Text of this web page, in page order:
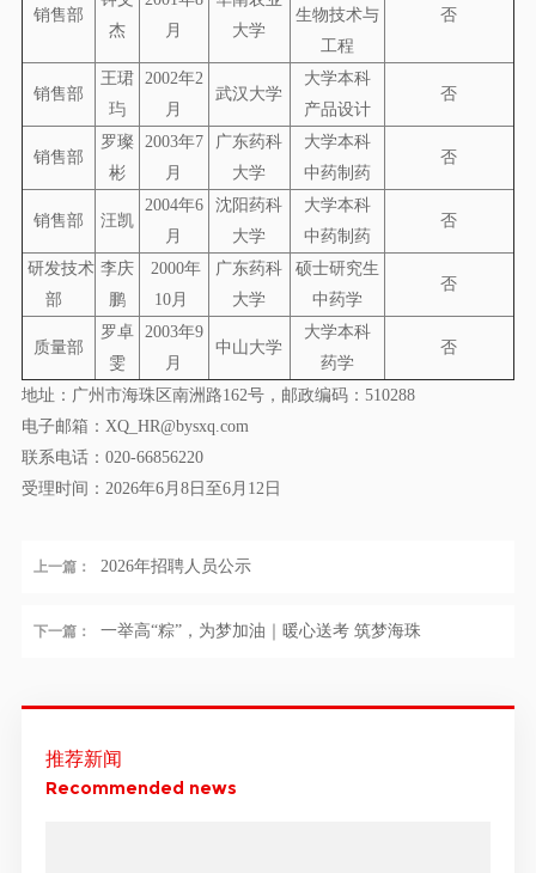
销售部
杰
月
大学
生物技术与
工程
否
销售部
王珺
玙
2002年2
月
武汉大学
大学本科
产品设计
否
销售部
罗璨
彬
2003年7
月
广东药科
大学
大学本科
中药制药
否
销售部 汪凯
2004年6
月
沈阳药科
大学
大学本科
中药制药
否
研发技术
部
李庆
鹏
2000年
10月
广东药科
大学
硕士研究生
中药学
否
质量部
罗卓
雯
2003年9
月
中山大学
大学本科
药学
否
地址：广州市海珠区南洲路162号，邮政编码：510288
电子邮箱：XQ_HR@bysxq.com
联系电话：020-66856220
受理时间：2026年6月8日至6月12日
上一篇： 2026年招聘人员公示
下一篇： 一举高“粽”，为梦加油｜暖心送考 筑梦海珠
推荐新闻
Recommended news